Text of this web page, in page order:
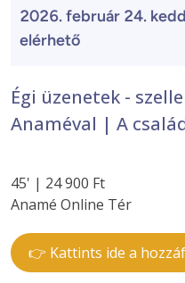
2026. február 24.
elérhető
Égi üzenetek -
Anaméval | A
45' | 24 900 Ft
Anamé Online Tér
👉 Kattints ide a